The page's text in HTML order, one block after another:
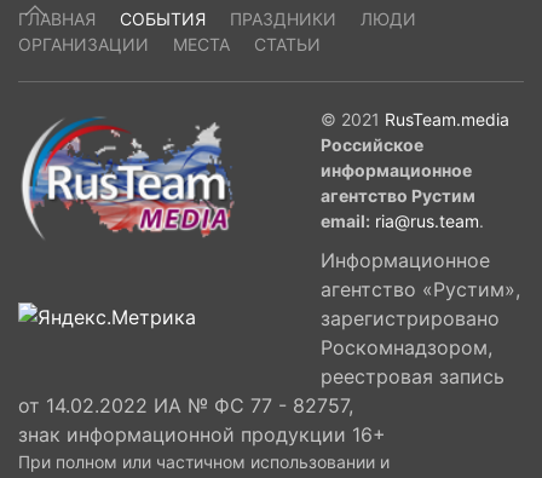
ГЛАВНАЯ СОБЫТИЯ ПРАЗДНИКИ
ЛЮДИ
ОРГАНИЗАЦИИ
МЕСТА СТАТЬИ
© 2021 RusTeam.media
Российское
информационное
агентство Рустим
email: ria@rus.team.
Информационное
агентство «Рустим»,
зарегистрировано
Роскомнадзором,
реестровая запись
от 14.02.2022 ИА № ФС 77 - 82757,
знак информационной продукции 16+
При полном или частичном использовании и